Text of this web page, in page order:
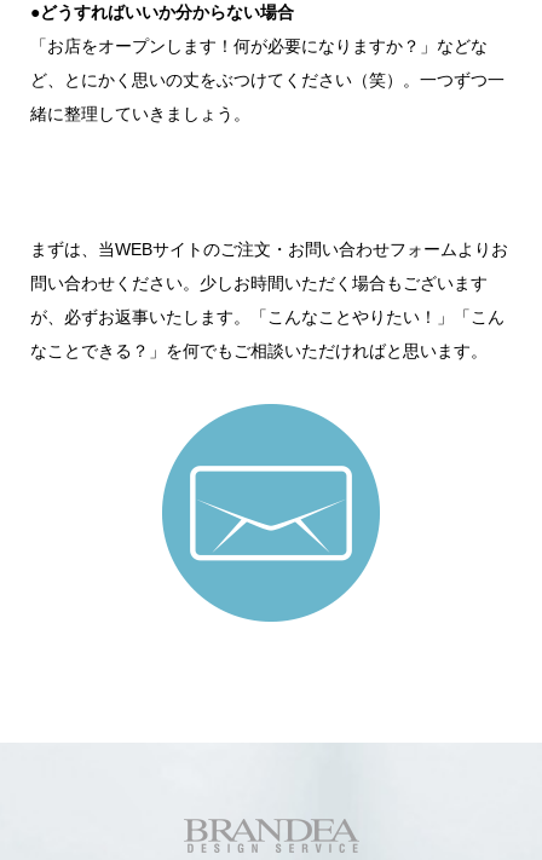
●どうすればいいか分からない場合
「お店をオープンします！何が必要になりますか？」などな
ど、とにかく思いの丈をぶつけてください（笑）。一つずつ一
緒に整理していきましょう。
まずは、当WEBサイトのご注文・お問い合わせフォームよりお
問い合わせください。少しお時間いただく場合もございます
が、必ずお返事いたします。「こんなことやりたい！」「こん
なことできる？」を何でもご相談いただければと思います。